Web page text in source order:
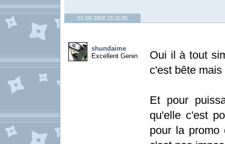
01-09-2008 15:11:05
shundaime
Excellent Genin
Oui il à tout
c'est bête
Et pour
qu'elle c'est
pour la